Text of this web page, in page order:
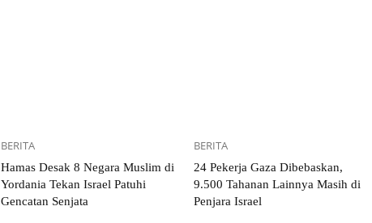
BERITA
Hamas Desak 8 Negara Muslim di
Yordania Tekan Israel Patuhi
Gencatan Senjata
BERITA
24 Pekerja Gaza Dibebaskan,
9.500 Tahanan Lainnya Masih di
Penjara Israel